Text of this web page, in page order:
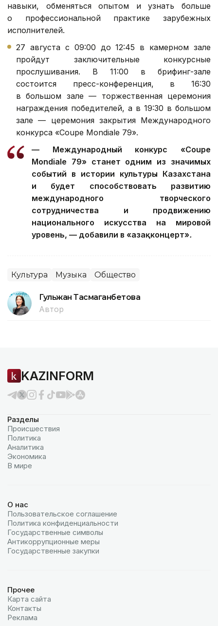
навыки, обменяться опытом и узнать больше
о профессиональной практике зарубежных
исполнителей.
27 августа с 09:00 до 12:45 в камерном зале
пройдут заключительные конкурсные
прослушивания. В 11:00 в брифинг-зале
состоится пресс-конференция, в 16:30
в большом зале — торжественная церемония
награждения победителей, а в 19:30 в большом
зале — церемония закрытия Международного
конкурса «Coupe Mondiale 79».
— Международный конкурс «Coupe
Mondiale 79» станет одним из значимых
событий в истории культуры Казахстана
и будет способствовать развитию
международного творческого
сотрудничества и продвижению
национального искусства на мировой
уровень, — добавили в «Қазақконцерт».
Культура Музыка Общество
Гульжан Тасмаганбетова
Автор
KAZINFORM
Разделы
Происшествия
Политика
Аналитика
Экономика
В мире
О нас
Пользовательское соглашение
Политика конфиденциальности
Государственные символы
Антикоррупционные меры
Государственные закупки
Прочее
Карта сайта
Контакты
Реклама